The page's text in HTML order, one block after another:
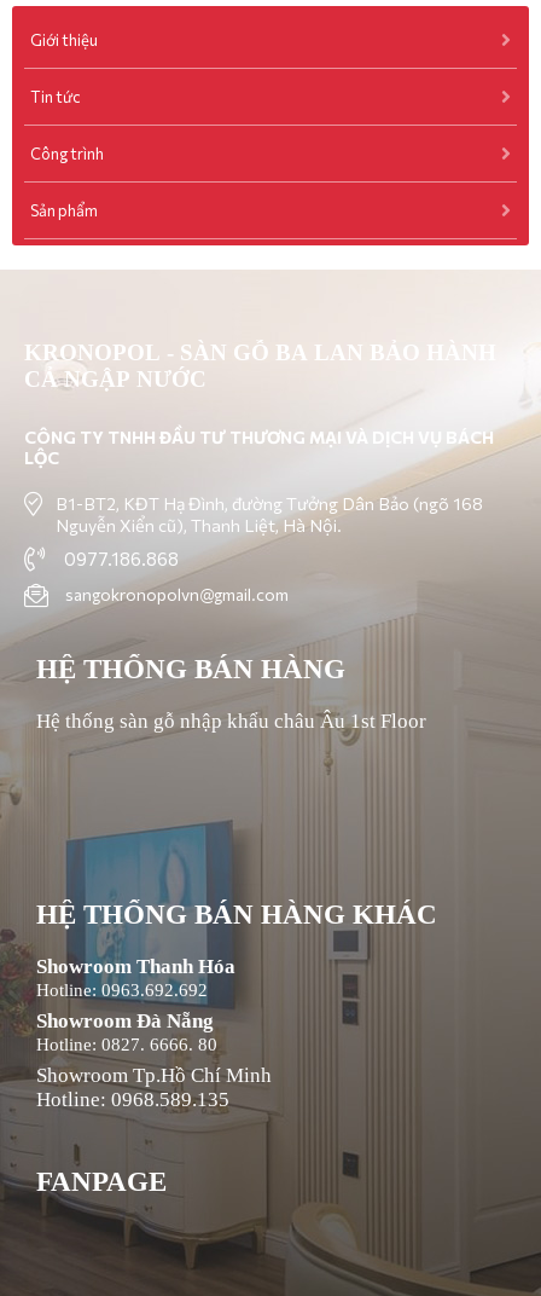
Giới thiệu
Tin tức
Công trình
Sản phẩm
KRONOPOL - SÀN GỖ BA LAN BẢO HÀNH
CẢ NGẬP NƯỚC
CÔNG TY TNHH ĐẦU TƯ THƯƠNG MẠI VÀ DỊCH VỤ BÁCH
LỘC
B1-BT2, KĐT Hạ Đình, đường Tưởng Dân Bảo (ngõ 168
Nguyễn Xiển cũ), Thanh Liệt, Hà Nội.
0977.186.868
sangokronopolvn@gmail.com
HỆ THỐNG BÁN HÀNG
Hệ thống sàn gỗ nhập khẩu châu Âu 1st Floor
HỆ THỐNG BÁN HÀNG KHÁC
Showroom Thanh Hóa
Hotline: 0963.692.692
Showroom Đà Nẵng
Hotline: 0827. 6666. 80
Showroom Tp.Hồ Chí Minh
Hotline: 0968.589.135
FANPAGE